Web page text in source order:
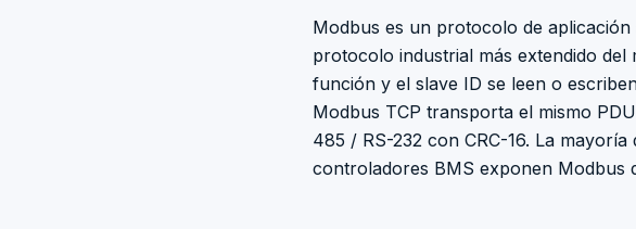
Modbus es un protocolo de
protocolo industrial más extendido del
función y el slave ID se leen o
Modbus TCP transporta el mismo
485 / RS-232 con CRC-16. La
controladores BMS exponen Modbus